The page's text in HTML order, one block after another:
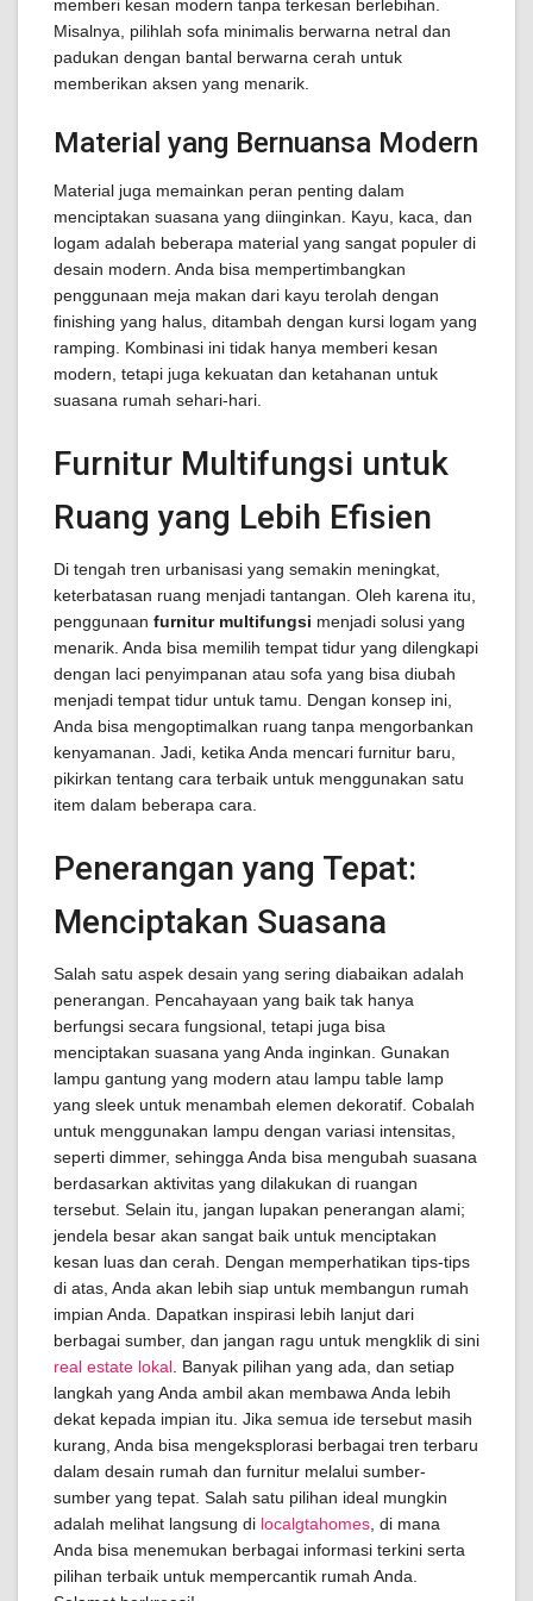
memberi kesan modern tanpa terkesan berlebihan.
Misalnya, pilihlah sofa minimalis berwarna netral dan
padukan dengan bantal berwarna cerah untuk
memberikan aksen yang menarik.
Material yang Bernuansa Modern
Material juga memainkan peran penting dalam
menciptakan suasana yang diinginkan. Kayu, kaca, dan
logam adalah beberapa material yang sangat populer di
desain modern. Anda bisa mempertimbangkan
penggunaan meja makan dari kayu terolah dengan
finishing yang halus, ditambah dengan kursi logam yang
ramping. Kombinasi ini tidak hanya memberi kesan
modern, tetapi juga kekuatan dan ketahanan untuk
suasana rumah sehari-hari.
Furnitur Multifungsi untuk
Ruang yang Lebih Efisien
Di tengah tren urbanisasi yang semakin meningkat,
keterbatasan ruang menjadi tantangan. Oleh karena itu,
penggunaan furnitur multifungsi menjadi solusi yang
menarik. Anda bisa memilih tempat tidur yang dilengkapi
dengan laci penyimpanan atau sofa yang bisa diubah
menjadi tempat tidur untuk tamu. Dengan konsep ini,
Anda bisa mengoptimalkan ruang tanpa mengorbankan
kenyamanan. Jadi, ketika Anda mencari furnitur baru,
pikirkan tentang cara terbaik untuk menggunakan satu
item dalam beberapa cara.
Penerangan yang Tepat:
Menciptakan Suasana
Salah satu aspek desain yang sering diabaikan adalah
penerangan. Pencahayaan yang baik tak hanya
berfungsi secara fungsional, tetapi juga bisa
menciptakan suasana yang Anda inginkan. Gunakan
lampu gantung yang modern atau lampu table lamp
yang sleek untuk menambah elemen dekoratif. Cobalah
untuk menggunakan lampu dengan variasi intensitas,
seperti dimmer, sehingga Anda bisa mengubah suasana
berdasarkan aktivitas yang dilakukan di ruangan
tersebut. Selain itu, jangan lupakan penerangan alami;
jendela besar akan sangat baik untuk menciptakan
kesan luas dan cerah. Dengan memperhatikan tips-tips
di atas, Anda akan lebih siap untuk membangun rumah
impian Anda. Dapatkan inspirasi lebih lanjut dari
berbagai sumber, dan jangan ragu untuk mengklik di sini
real estate lokal . Banyak pilihan yang ada, dan setiap
langkah yang Anda ambil akan membawa Anda lebih
dekat kepada impian itu. Jika semua ide tersebut masih
kurang, Anda bisa mengeksplorasi berbagai tren terbaru
dalam desain rumah dan furnitur melalui sumber-
sumber yang tepat. Salah satu pilihan ideal mungkin
adalah melihat langsung di localgtahomes , di mana
Anda bisa menemukan berbagai informasi terkini serta
pilihan terbaik untuk mempercantik rumah Anda.